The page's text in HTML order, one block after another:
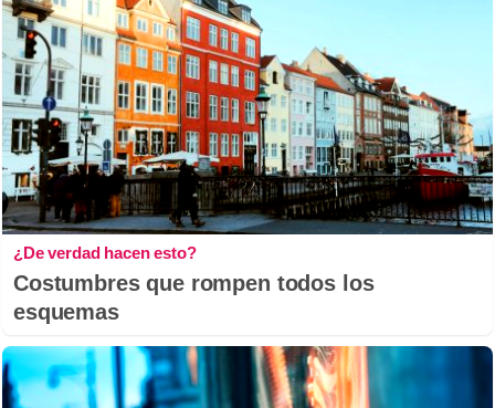
¿De verdad hacen esto?
Costumbres que rompen todos los
esquemas